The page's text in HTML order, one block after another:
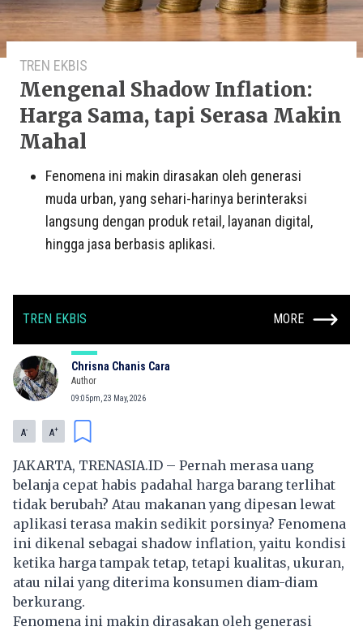
TREN EKBIS
Mengenal Shadow Inflation:
Harga Sama, tapi Serasa Makin
Mahal
Fenomena ini makin dirasakan oleh generasi
muda urban, yang sehari-harinya berinteraksi
langsung dengan produk retail, layanan digital,
hingga jasa berbasis aplikasi.
TREN EKBIS MORE
Chrisna Chanis Cara
Author
09:05pm, 23 May, 2026
A- A+
JAKARTA, TRENASIA.ID – Pernah merasa uang
belanja cepat habis padahal harga barang terlihat
tidak berubah? Atau makanan yang dipesan lewat
aplikasi terasa makin sedikit porsinya? Fenomena
ini dikenal sebagai shadow inflation, yaitu kondisi
ketika harga tampak tetap, tetapi kualitas, ukuran,
atau nilai yang diterima konsumen diam-diam
berkurang.
Fenomena ini makin dirasakan oleh generasi